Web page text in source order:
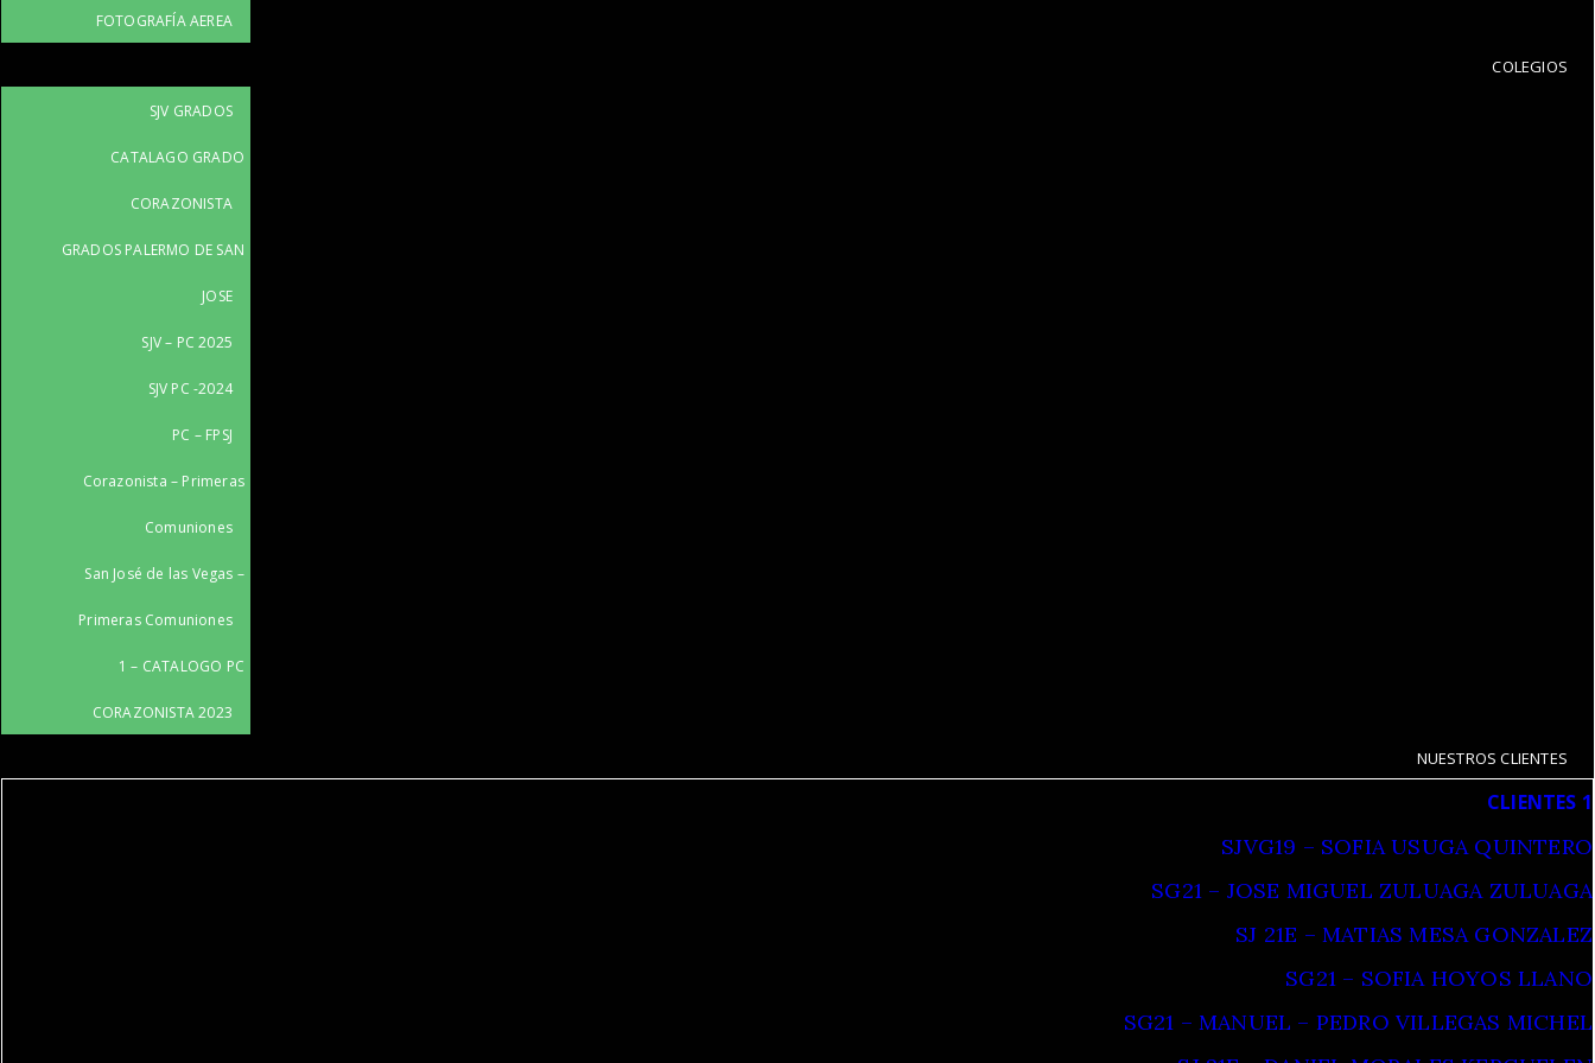
FOTOGRAFÍA AEREA
COLEGIOS
SJV GRADOS
CATALAGO GRADO
CORAZONISTA
GRADOS PALERMO DE SAN
JOSE
SJV – PC 2025
SJV PC -2024
PC – FPSJ
Corazonista – Primeras
Comuniones
San José de las Vegas –
Primeras Comuniones
1 – CATALOGO PC
CORAZONISTA 2023
NUESTROS CLIENTES
CLIENTES 1
SJVG19 – SOFIA USUGA QUINTERO
SG21 – JOSE MIGUEL ZULUAGA ZULUAGA
SJ 21E – MATIAS MESA GONZALEZ
SG21 – SOFIA HOYOS LLANO
SG21 – MANUEL – PEDRO VILLEGAS MICHEL